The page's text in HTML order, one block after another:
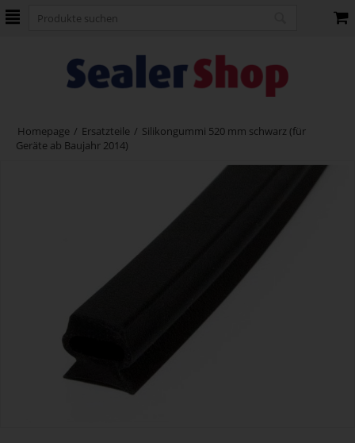
Homepage / Ersatzteile / Silikongummi 520 mm schwarz (für
Geräte ab Baujahr 2014)